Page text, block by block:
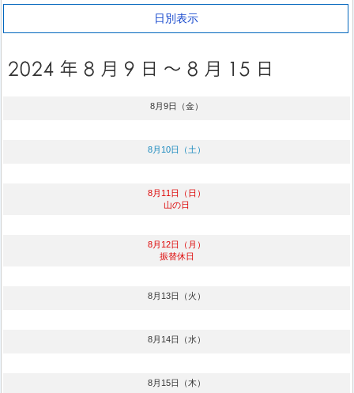
日別表示
8月9日（金）
8月10日（土）
8月11日（日）
山の日
8月12日（月）
振替休日
8月13日（火）
8月14日（水）
8月15日（木）